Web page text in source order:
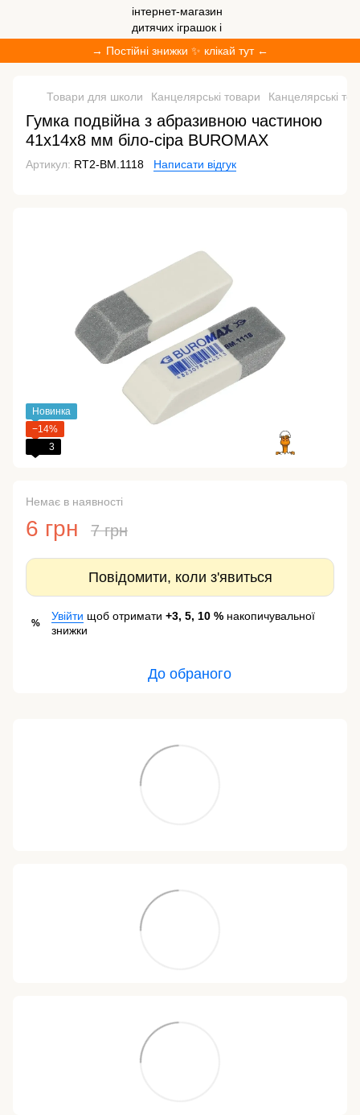
→ Постійні знижки ✨ клікай тут ←
Товари для школи Канцелярські товари Канцелярські
Гумка подвійна з абразивною частиною
41x14x8 мм біло-сіра BUROMAX
Артикул: RT2-BM.1118 Написати відгук
Новинка
−14%
3
Немає в наявності
6 грн 7 грн
Повідомити, коли з'явиться
%
Увійти щоб отримати +3, 5, 10 % накопичувальної
знижки
До обраного